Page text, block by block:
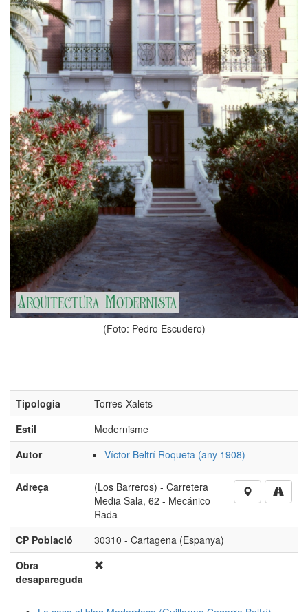
(Foto: Pedro Escudero)
Tipologia
Torres-Xalets
Estil
Modernisme
Autor
Víctor Beltrí Roqueta (any 1908)
Adreça
(Los Barreros) - Carretera
Media Sala, 62 - Mecánico
Rada
CP Població
30310 - Cartagena (Espanya)
Obra
desapareguda